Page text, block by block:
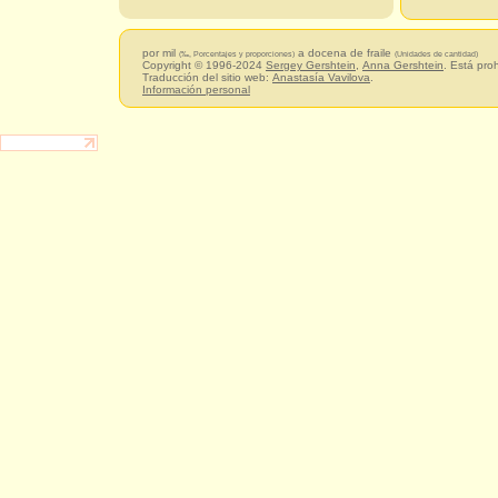
por mil (‰, Porcentajes y proporciones) a docena de fraile (Unidades de cantidad)
Copyright © 1996-2024 Sergey Gershtein Anna Gershtein . Está
Traducción del sitio web: Anastasía Vavilova
Información personal